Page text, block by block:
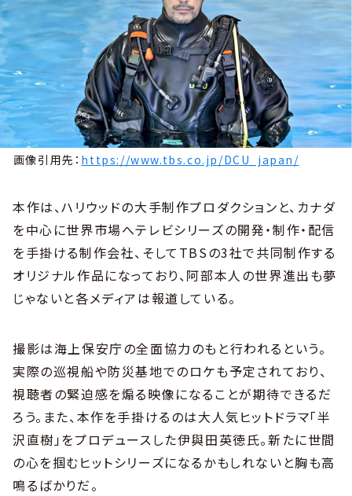
画像引用先： https://www.tbs.co.jp/DCU_japan/
本作は、ハリウッドの大手制作プロダクションと、カナダ
を中心に世界市場へテレビシリーズの開発・制作・配信
を手掛ける制作会社、そしてTBSの3社で共同制作する
オリジナル作品になっており、阿部本人の世界進出も夢
じゃないと各メディアは報道している。
撮影は海上保安庁の全面協力のもと行われるという。
実際の巡視船や防災基地でのロケも予定されており、
視聴者の緊迫感を煽る映像になることが期待できるだ
ろう。また、本作を手掛けるのは大人気ヒットドラマ「半
沢直樹」をプロデュースした伊與田英徳氏。新たに世間
の心を掴むヒットシリーズになるかもしれないと胸も高
鳴るばかりだ。